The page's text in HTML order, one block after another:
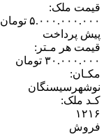
قیمت ملک:
۵.۰۰۰.۰۰۰.۰۰۰ تومان
پیش پرداخت
قیمت هر مـتر:
۳۰.۰۰۰.۰۰۰ تومان
مکـان:
نوشهر سیسنگان
کـد ملک:
۱۲۱۶
فروش